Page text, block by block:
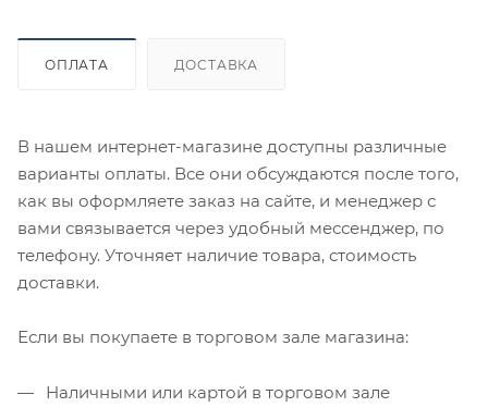
ОПЛАТА ДОСТАВКА
В нашем интернет-магазине доступны различные
варианты оплаты. Все они обсуждаются после того,
как вы оформляете заказ на сайте, и менеджер с
вами связывается через удобный мессенджер, по
телефону. Уточняет наличие товара, стоимость
доставки.
Если вы покупаете в торговом зале магазина:
Наличными или картой в торговом зале